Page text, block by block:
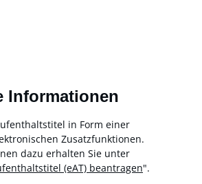
Informationen
in Form einer
Zusatzfunktionen.
dazu erhalten Sie unter
(eAT) beantragen".